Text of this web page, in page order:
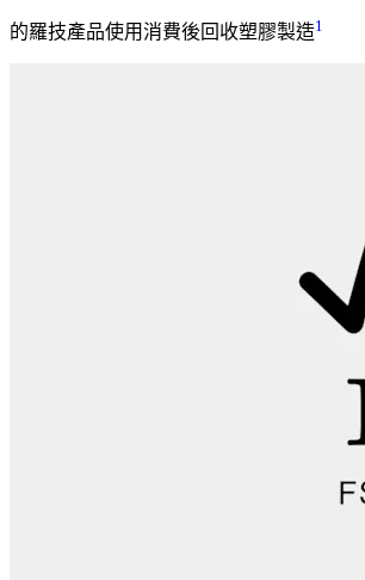
的羅技產品使用消費後回收塑膠製造1